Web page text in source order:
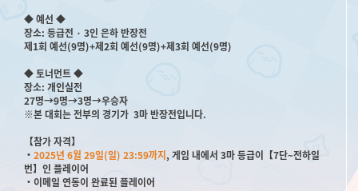
◆ 예선 ◆
장소: 등급전 · 3인 은하 반장전
제1회 예선(9명)+제2회 예선(9명)+제3회 예선(9명)
◆ 토너먼트 ◆
장소: 개인실전
27명→9명→3명→우승자
※본 대회는 전부의 경기가 3마 반장전입니다.
【참가 자격】
・ 2025년 6월 29일(일) 23:59까지, 게임 내에서 3마 등급이【7단~전하일
번】인 플레이어
・이메일 연동이 완료된 플레이어